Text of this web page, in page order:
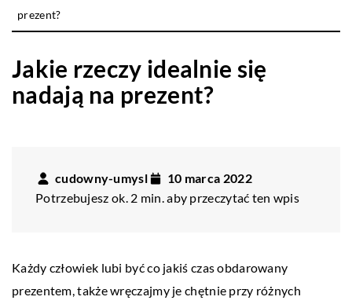
prezent?
Jakie rzeczy idealnie się
nadają na prezent?
cudowny-umysl
10 marca 2022
Potrzebujesz ok. 2 min. aby przeczytać ten wpis
Każdy człowiek lubi być co jakiś czas obdarowany
prezentem, także wręczajmy je chętnie przy różnych